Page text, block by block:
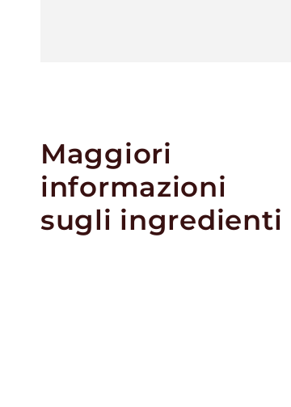
Maggiori
informazioni
sugli ingredienti